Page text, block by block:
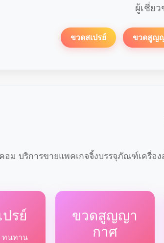
ผู้เชี่ย
ขวดสเปรย์ ขวดสูญ
อม บริการขายแพคเกจจิ้งบรรจุภัณฑ์เครื่อ
รย์
นทาน
ขวดสูญญา
กาศ